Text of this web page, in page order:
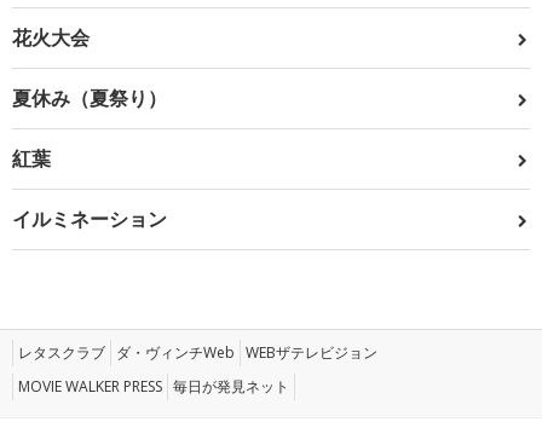
花火大会
夏休み（夏祭り）
紅葉
イルミネーション
レタスクラブ ダ・ヴィンチWeb WEBザテレビジョン
MOVIE WALKER PRESS 毎日が発見ネット